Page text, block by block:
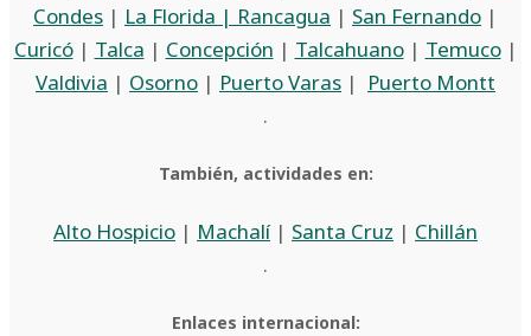
Condes | La Florida | Rancagua | San Fernando |
Curicó| Talca | Concepción | Talcahuano| Temuco|
Valdivia | Osorno | Puerto Varas |
Puerto Montt
.
También, actividades en:
Alto Hospicio | Machalí | Santa Cruz | Chillán
.
Enlaces internacional: